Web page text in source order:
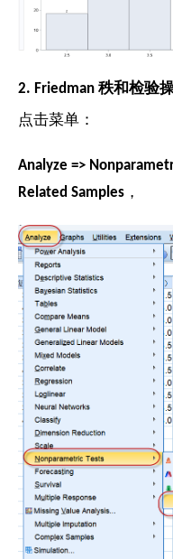
2. Friedman 秩和检验
点击菜单：
Analyze =>
Related Samples ，